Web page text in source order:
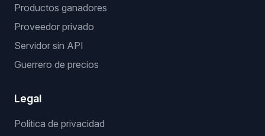
Productos ganadores
Proveedor privado
Servidor sin API
Guerrero de precios
Legal
Política de privacidad